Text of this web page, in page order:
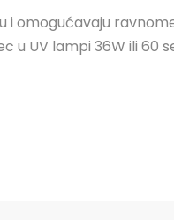
i omogućavaju
u UV lampi 36W ili 60